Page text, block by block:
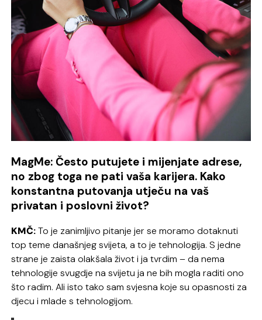
MagMe: Često putujete i mijenjate adrese,
no zbog toga ne pati vaša karijera. Kako
konstantna putovanja utječu na vaš
privatan i poslovni život?
KMČ:To je zanimljivo pitanje jer se moramo dotaknuti
top teme današnjeg svijeta, a to je tehnologija. S jedne
strane je zaista olakšala život i ja tvrdim – da nema
tehnologije svugdje na svijetu ja ne bih mogla raditi ono
što radim. Ali isto tako sam svjesna koje su opasnosti za
djecu i mlade s tehnologijom.